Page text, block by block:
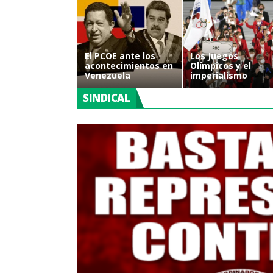
El PCOE ante los
acontecimientos en
Venezuela
Los Juegos
Olímpicos y el
imperialismo
SINDICAL